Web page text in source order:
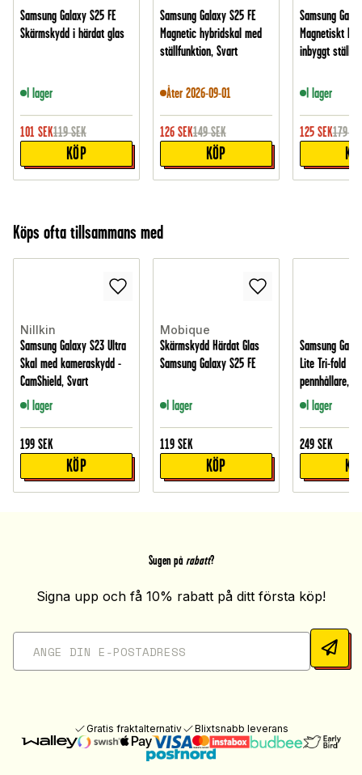
Samsung Galaxy S25 FE
Skärmskydd i härdat glas
I lager
101 SEK119 SEK
KÖP
Samsung Galaxy S25 FE
Magnetic hybridskal med
ställfunktion, Svart
Åter 2026-09-01
126 SEK149 SEK
KÖP
Samsung
Magnetiskt
inbyggt ställ,
I lager
125 SEK179
Köps ofta tillsammans med
Nillkin
Samsung Galaxy S23 Ultra
Skal med kameraskydd -
CamShield, Svart
I lager
199 SEK
KÖP
Mobique
Skärmskydd Härdat Glas
Samsung Galaxy S25 FE
I lager
119 SEK
KÖP
Samsung
Lite Tri-fold
pennhållare,
I lager
249 SEK
Sugen på rabatt?
Signa upp och få 10% rabatt på ditt första köp!
Gratis fraktalternativ Blixtsnabb leverans